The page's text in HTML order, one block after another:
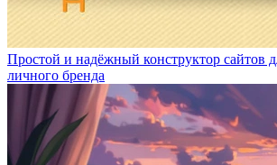
Простой и надёжный конструктор сайтов
личного бренда